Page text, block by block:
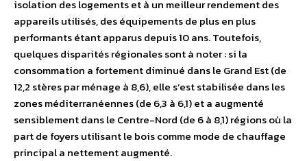
isolation des logements et à un meilleur rendement des
appareils utilisés, des équipements de plus en plus
performants étant apparus depuis 10 ans. Toutefois,
quelques disparités régionales sont à noter : si la
consommation a fortement diminué dans le Grand Est (de
12,2 stères par ménage à 8,6), elle s’est stabilisée dans les
zones méditerranéennes (de 6,3 à 6,1) et a augmenté
sensiblement dans le Centre-Nord (de 6 à 8,1) régions où la
part de foyers utilisant le bois comme mode de chauffage
principal a nettement augmenté.